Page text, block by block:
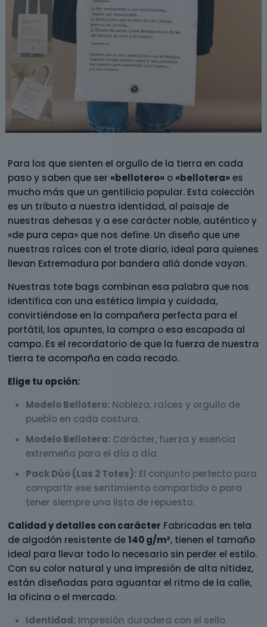
Para los que sienten el orgullo de la tierra en cada
paso y saben que ser «bellotero» o «bellotera»es
mucho más que un gentilicio popular. Esta colección
es un tributo a nuestra identidad, al paisaje de
nuestras dehesas y a ese carácter noble, auténtico y
«de pura cepa» que nos define. Un diseño que une
nuestras raíces con el trote diario, ideal para quienes
llevan Extremadura por bandera allá donde vayan.
Nuestras tote bags combinan esa palabra que nos
identifica con una estética limpia y cuidada,
convirtiéndose en la compañera perfecta para el
portátil, los apuntes, la compra o esa escapada al
campo. Es el recordatorio de que la fuerza de nuestra
tierra te acompaña en cada recado.
Elige tu opción:
Modelo Bellotero: Nobleza, raíces y orgullo de
pueblo en cada costura.
Modelo Bellotera: Carácter, fuerza y esencia
extremeña para el día a día.
Pack Dúo (Las 2 Totes): El conjunto perfecto para
compartir ese sentimiento compartido o para
tener siempre una lista de repuesto.
Calidad y detalles con carácter Fabricadas en tela
de algodón resistente de140 g/m², tienen el tamaño
ideal para llevar todo lo necesario sin perder el estilo.
Con su color natural y una impresión de alta nitidez,
están diseñadas para aguantar el ritmo de la calle,
la oficina o el mercado.
Identidad: Impresión duradera con el sello